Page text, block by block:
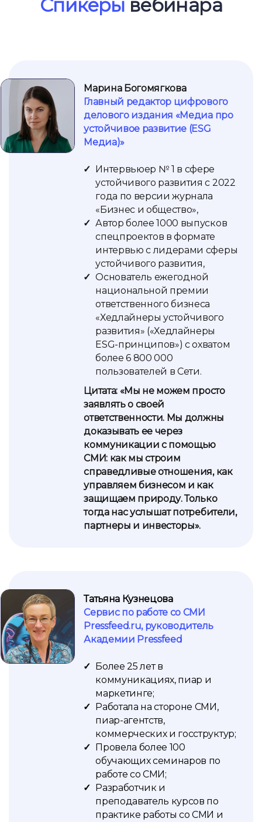
Спикеры вебинара
Главный редактор цифрового
делового издания «Медиа про
устойчивое развитие (ESG
Медиа)»
Интервьюер № 1 в сфере
устойчивого развития с 2022
года по версии журнала
«Бизнес и общество»,
Автор более 1000 выпусков
спецпроектов в формате
интервью с лидерами сферы
устойчивого развития,
Основатель ежегодной
национальной премии
ответственного бизнеса
«Хедлайнеры устойчивого
развития» («Хедлайнеры
ESG-принципов») с охватом
более 6 800 000
пользователей в Сети.
Цитата: «Мы не можем просто
заявлять о своей
ответственности. Мы должны
доказывать ее через
коммуникации с помощью
СМИ: как мы строим
справедливые отношения, как
управляем бизнесом и как
защищаем природу. Только
тогда нас услышат потребители,
партнеры и инвесторы».
Марина Богомягкова
Сервис по работе со СМИ
Pressfeed.ru, руководитель
Академии Pressfeed
Более 25 лет в
коммуникациях, пиар и
маркетинге;
Работала на стороне СМИ,
пиар-агентств,
коммерческих и госструктур;
Провела более 100
обучающих семинаров по
работе со СМИ;
Разработчик и
преподаватель курсов по
практике работы со СМИ и
Татьяна Кузнецова